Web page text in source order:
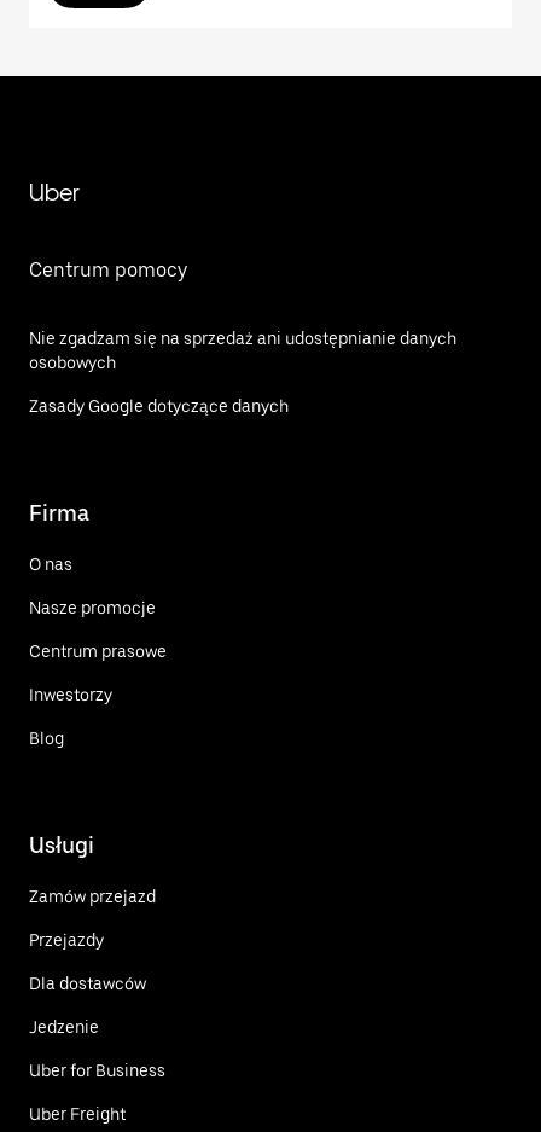
Uber
Centrum pomocy
Nie zgadzam się na sprzedaż ani udostępnianie danych
osobowych
Zasady Google dotyczące danych
Firma
O nas
Nasze promocje
Centrum prasowe
Inwestorzy
Blog
Usługi
Zamów przejazd
Przejazdy
Dla dostawców
Jedzenie
Uber for Business
Uber Freight